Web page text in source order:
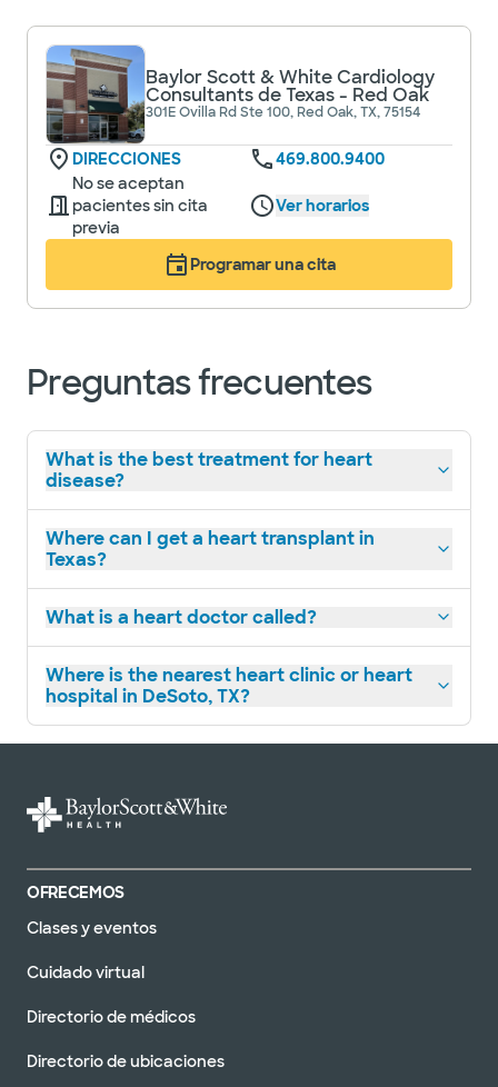
Baylor Scott & White Cardiology
Consultants de Texas - Red Oak
301E Ovilla Rd Ste 100, Red Oak, TX, 75154
DIRECCIONES
469.800.9400
No se aceptan
pacientes sin cita
previa
Ver horarios
Programar una cita
Preguntas frecuentes
What is the best treatment for heart
disease?
Where can I get a heart transplant in
Texas?
What is a heart doctor called?
Where is the nearest heart clinic or heart
hospital in DeSoto, TX?
OFRECEMOS
Clases y eventos
Cuidado virtual
Directorio de médicos
Directorio de ubicaciones